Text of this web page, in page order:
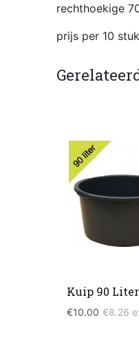
rechthoekige
prijs per 10
Kuip 90 Liter
€10.00 €8.26